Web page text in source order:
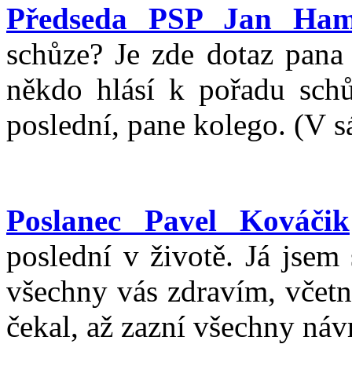
Předseda PSP Jan
schůze? Je zde dotaz
někdo hlásí k pořadu
poslední, pane kolego. (V
Poslanec Pavel Kováčik
poslední v životě. Já
všechny vás zdravím,
čekal, až zazní všechny